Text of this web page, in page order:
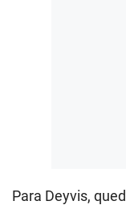
Para Deyvis,